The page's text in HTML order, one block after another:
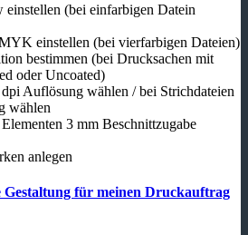
einstellen (bei einfarbigen Datein
einstellen (bei vierfarbigen Dateien)
bestimmen (bei Drucksachen mit
oder Uncoated)
Auflösung wählen / bei Strichdateien
wählen
3 mm Beschnittzugabe
anlegen
Gestaltung für meinen Druckauftrag